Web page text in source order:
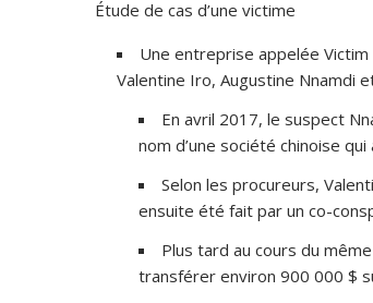
Étude de cas d’une victime
Une entreprise appelée
Valentine Iro, Augustine Nnamdi
En avril 2017, le suspect
nom d’une société chinoise
Selon les procureurs,
ensuite été fait par un co-
Plus tard au cours du
transférer environ 900 000 $